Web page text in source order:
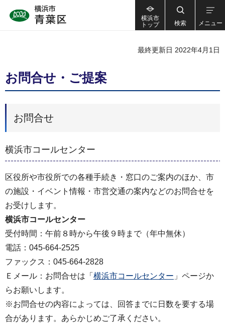
横浜市
トップ
検索 メニュー
最終更新日 2022年4月1日
お問合せ・ご提案
お問合せ
横浜市コールセンター
区役所や市役所での各種手続き・窓口のご案内のほか、市
の施設・イベント情報・市営交通の案内などのお問合せを
お受けします。
横浜市コールセンター
受付時間：午前８時から午後９時まで（年中無休）
電話：045-664-2525
ファックス：045-664-2828
Ｅメール：お問合せは「 横浜市コールセンター 」ページか
らお願いします。
※お問合せの内容によっては、回答までに日数を要する場
合があります。あらかじめご了承ください。